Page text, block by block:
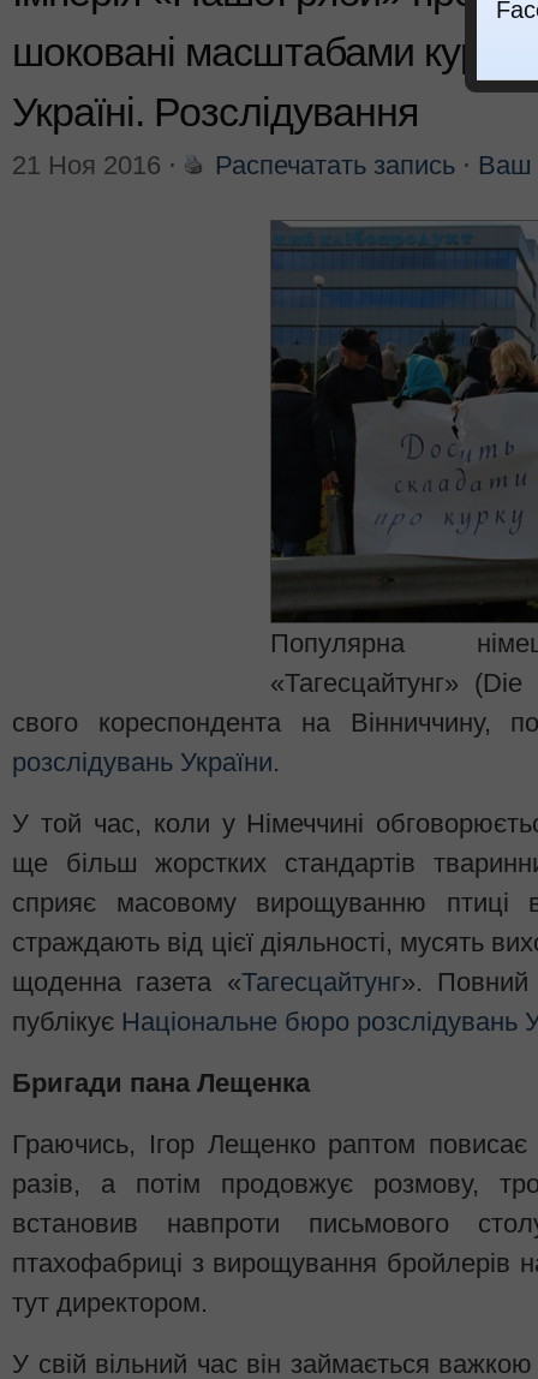
шоковані масштабами
Україні. Розслідування
21 Ноя 2016 ⋅ Распечатать запись ⋅ Ваш
Популярна
«Тагесцайтунг»
свого кореспондента на Вінниччину,
розслідувань України.
У той час, коли у Німеччині
ще більш жорстких стандартів
сприяє масовому вирощуванню птиці
страждають від цієї діяльності, мусять
щоденна газета «Тагесцайтунг». Повний
публікує Національне бюро розслідувань
Бригади пана Лещенка
Граючись, Ігор Лещенко раптом повисає
разів, а потім продовжує розмову,
встановив навпроти письмового
птахофабриці з вирощування бройлерів
тут директором.
У свій вільний час він займається